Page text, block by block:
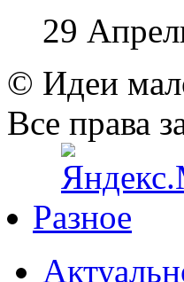
29
© Идеи
Все права
Разное